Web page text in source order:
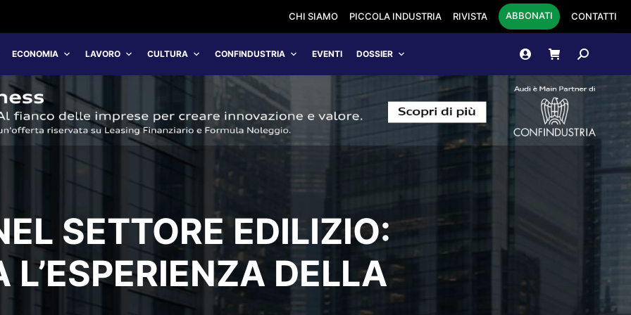
CHI SIAMO PICCOLA INDUSTRIA RIVISTA ABBONATI CONTATTI
ECONOMIA LAVORO CULTURA CONFINDUSTRIA EVENTI DOSSIER Cerca:
SETTORE EDILIZIO:
DELLA